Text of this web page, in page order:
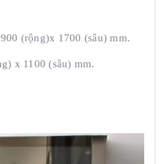
(rộng)x 1700 (sâu) mm.
x 1100 (sâu) mm.